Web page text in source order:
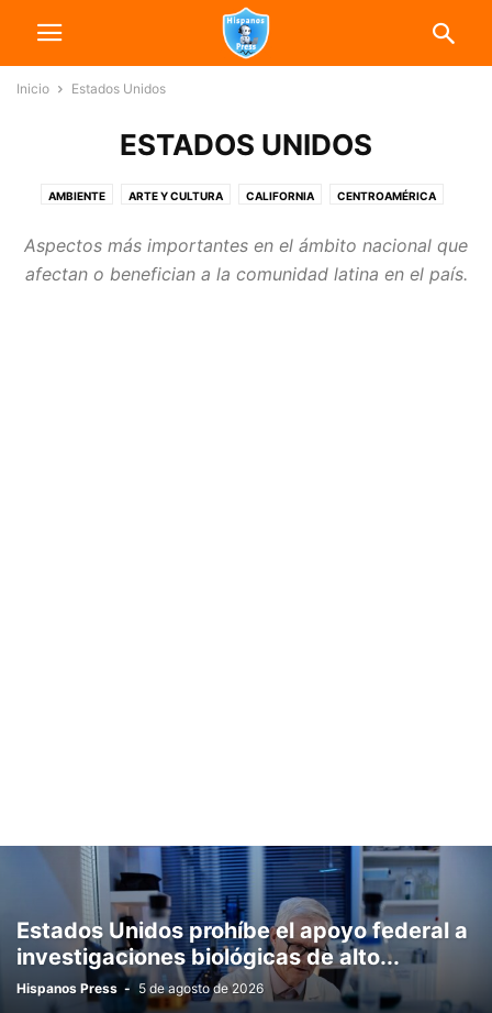
Inicio Estados Unidos
ESTADOS UNIDOS
AMBIENTE ARTE Y CULTURA CALIFORNIA CENTROAMÉRICA
ESTADOS UNIDOS INMIGRACIÓN INTERNACIONALES
LATINOAMÉRICA MÉXICO NOTICIAS
Aspectos más importantes en el ámbito nacional que
afectan o benefician a la comunidad latina en el país.
Estados Unidos prohíbe el apoyo federal a
investigaciones biológicas de alto...
Hispanos Press - 5 de agosto de 2026